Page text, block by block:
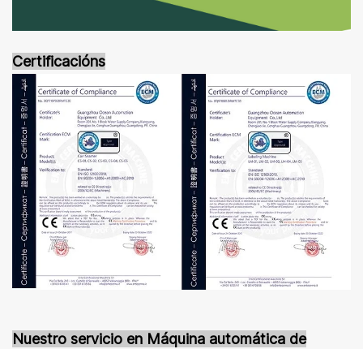
Certificacións
Nuestro servicio en Máquina automática de